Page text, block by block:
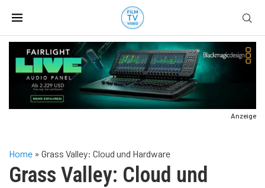
Anzeige
Home » Grass Valley: Cloud und Hardware
Grass Valley: Cloud und